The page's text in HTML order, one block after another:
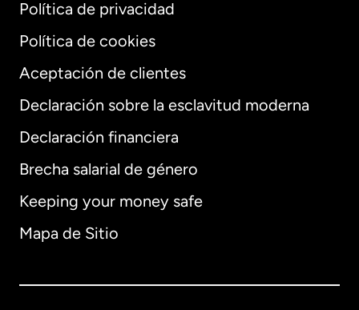
Política de privacidad
Política de cookies
Aceptación de clientes
Declaración sobre la esclavitud moderna
Declaración financiera
Brecha salarial de género
Keeping your money safe
Mapa de Sitio
Internacional English
Alemania